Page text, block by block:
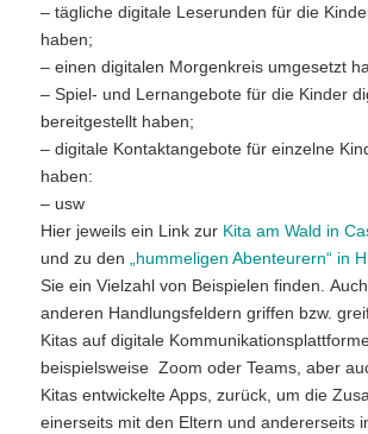
– tägliche digitale Leserunden für die
haben;
– einen digitalen Morgenkreis umgesetzt
– Spiel- und Lernangebote für die Kinder
bereitgestellt haben;
– digitale Kontaktangebote für einzelne
haben:
– usw
Hier jeweils ein Link zur Kita am Wald in
und zu den
„hummeligen Abenteurern“ in
Sie ein Vielzahl von Beispielen finden.
anderen Handlungsfeldern griffen bzw.
Kitas auf digitale
beispielsweise Zoom oder Teams, aber
Kitas entwickelte Apps, zurück, um die
einerseits mit den Eltern und andererseits